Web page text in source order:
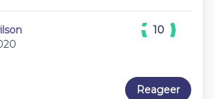
10
Reageer